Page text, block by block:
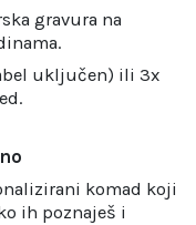
gravura na
uključen) ili 3x
komad koji
ih poznaješ i